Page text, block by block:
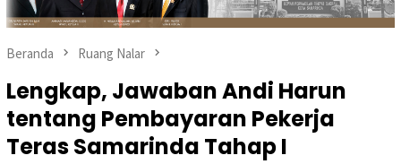
Beranda Ruang Nalar
Lengkap, Jawaban Andi Harun
tentang Pembayaran Pekerja
Teras Samarinda Tahap I